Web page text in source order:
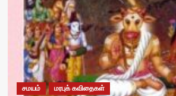
சமயம் மரபுக் கவிதைகள்